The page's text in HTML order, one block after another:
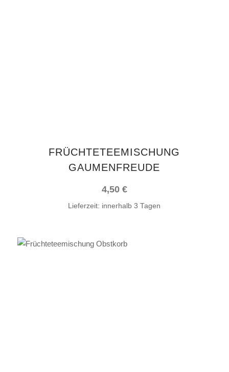
FRÜCHTETEEMISCHUNG
GAUMENFREUDE
4,50 €
Lieferzeit: innerhalb 3 Tagen